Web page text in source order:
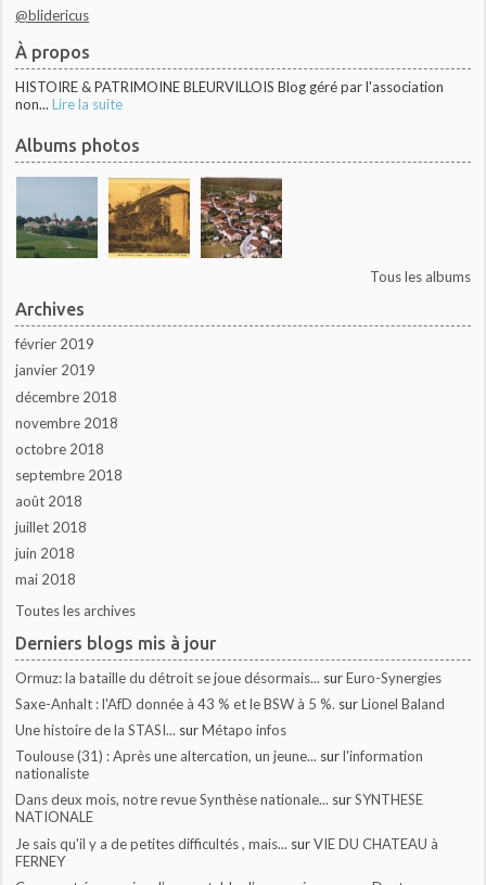
@blidericus
À propos
HISTOIRE & PATRIMOINE BLEURVILLOIS Blog géré par l'association
non... Lire la suite
Albums photos
Tous les albums
Archives
février 2019
janvier 2019
décembre 2018
novembre 2018
octobre 2018
septembre 2018
août 2018
juillet 2018
juin 2018
mai 2018
Toutes les archives
Derniers blogs mis à jour
Ormuz: la bataille du détroit se joue désormais... surEuro-Synergies
Saxe-Anhalt : l'AfD donnée à 43 % et le BSW à 5 %. surLionel Baland
Une histoire de la STASI... surMétapo infos
Toulouse (31) : Après une altercation, un jeune... surl'information
nationaliste
Dans deux mois, notre revue Synthèse nationale... surSYNTHESE
NATIONALE
Je sais qu'il y a de petites difficultés , mais... surVIE DU CHATEAU à
FERNEY